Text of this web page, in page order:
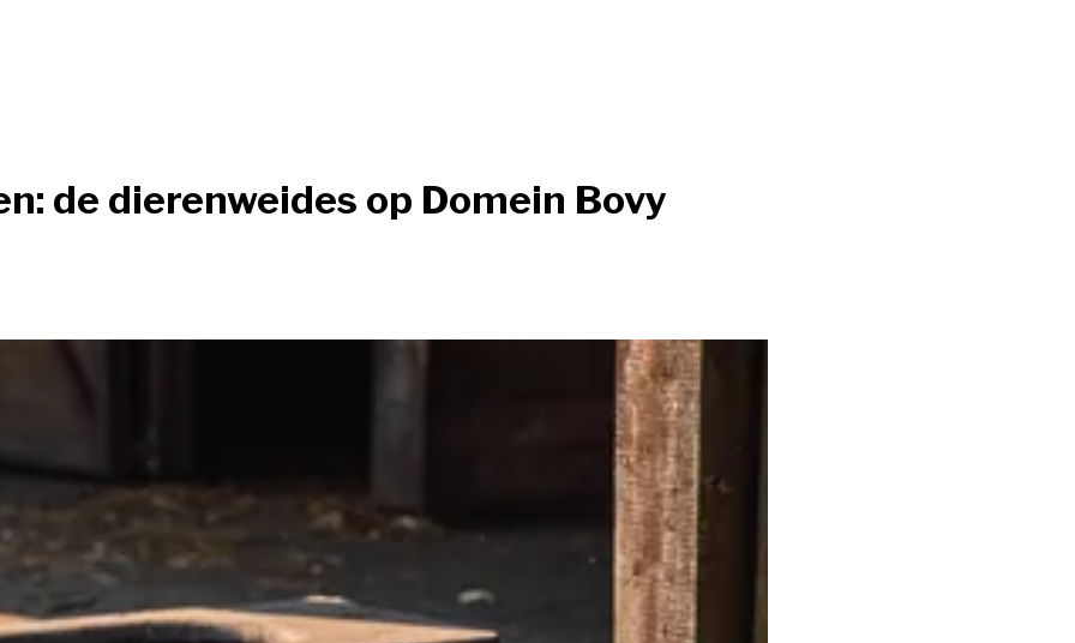
de dierenweides op Domein Bovy